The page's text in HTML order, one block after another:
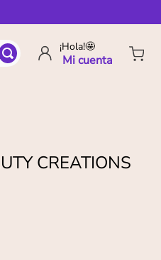
¡Hola!🤩
CREATIONS